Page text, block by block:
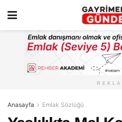
Anasayfa Emlak Sözlüğü